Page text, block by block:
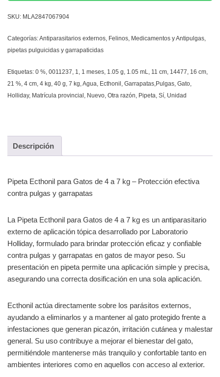
SKU: MLA2847067904
Categorías:Antiparasitarios externos, Felinos, Medicamentos y Antipulgas,
pipetas pulguicidas y garrapaticidas
Etiquetas: 0 %, 0011237, 1, 1 meses, 1.05 g, 1.05 mL, 11 cm, 14477, 16 cm,
21 %, 4 cm, 4 kg, 40 g, 7 kg,Agua, Ecthonil , Garrapatas,Pulgas, Gato,
Holliday, Matrícula provincial , Nuevo, Otra razón, Pipeta, Sí, Unidad
Descripción
Pipeta Ecthonil para Gatos de 4 a 7 kg – Protección efectiva
contra pulgas y garrapatas
La Pipeta Ecthonil para Gatos de 4 a 7 kg es un antiparasitario
externo de aplicación tópica desarrollado por Laboratorio
Holliday, formulado para brindar protección eficaz y confiable
contra pulgas y garrapatas en gatos de mayor peso. Su
presentación en pipeta permite una aplicación simple y precisa,
asegurando una correcta dosificación en una sola aplicación.
Ecthonil actúa directamente sobre los parásitos externos,
ayudando a eliminarlos y a mantener al gato protegido frente a
infestaciones que generan picazón, irritación cutánea y malestar
general. Su uso contribuye a mejorar el bienestar del gato,
permitiéndole mantenerse más tranquilo y confortable tanto en
ambientes interiores como en aquellos con acceso al exterior.